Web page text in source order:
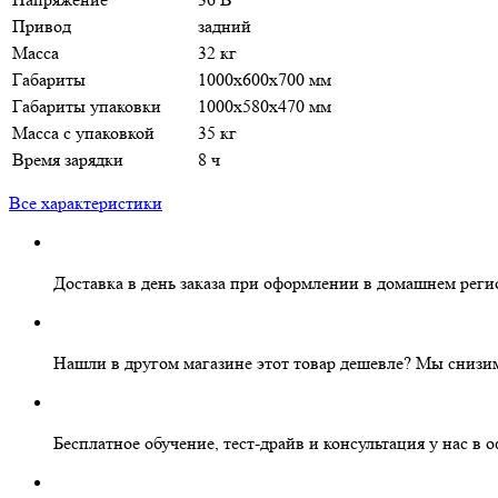
Привод
задний
Масса
32 кг
Габариты
1000х600х700 мм
Габариты упаковки
1000х580х470 мм
Масса с упаковкой
35 кг
Время зарядки
8 ч
Все характеристики
Доставка в день заказа при оформлении в домашнем
Нашли в другом магазине этот товар дешевле? Мы
Бесплатное обучение, тест-драйв и консультация у нас в